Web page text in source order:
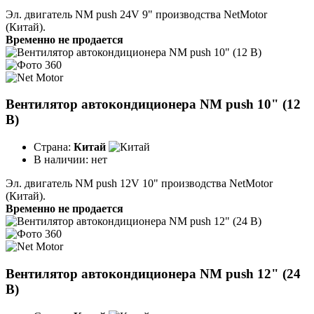
Эл. двигатель NM push 24V 9" производства NetMotor
(Китай).
Временно не продается
Вентилятор автокондиционера NM push 10" (12
В)
Страна: Китай
В наличии: нет
Эл. двигатель NM push 12V 10" производства NetMotor
(Китай).
Временно не продается
Вентилятор автокондиционера NM push 12" (24
В)